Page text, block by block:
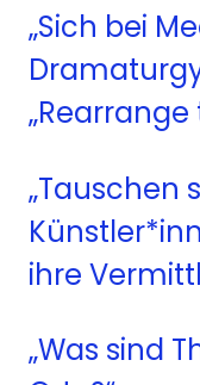
„Sich bei
„Rearrange
„Tauschen
Künstl
ihre
„Was sind